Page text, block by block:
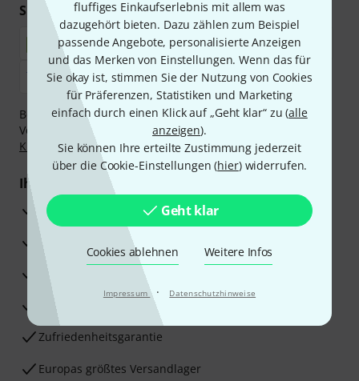
fluffiges Einkaufserlebnis mit allem was
dazugehört bieten. Dazu zählen zum Beispiel
passende Angebote, personalisierte Anzeigen
und das Merken von Einstellungen. Wenn das für
Sie okay ist, stimmen Sie der Nutzung von Cookies
für Präferenzen, Statistiken und Marketing
einfach durch einen Klick auf „Geht klar“ zu (alle
anzeigen).
Sie können Ihre erteilte Zustimmung jederzeit
über die Cookie-Einstellungen (hier) widerrufen.
Geht klar
Cookies ablehnen Weitere Infos
Impressum · Datenschutzhinweise
Sicher einkaufen & bezahlen
Bezahlen Sie vertraulich und sicher per Nachnahme,
Vorkasse, PayPal, Amazon Pay,Klarna Sofort bezahlen
Klarna Ratenzahlungoder Kreditkarte.
Ihre Vorteile
3 Jahre Thomann Garantie
30 Tage Money-Back-Garantie
Beratung durch Fachexperten
Zufriedenheitsgarantie
Europas größtes Versandlager